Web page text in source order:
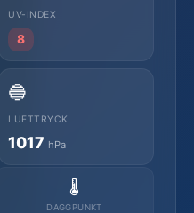
UV-INDEX
8
🔵
LUFTTRYCK
1017 hPa
🌡️
DAGGPUNKT